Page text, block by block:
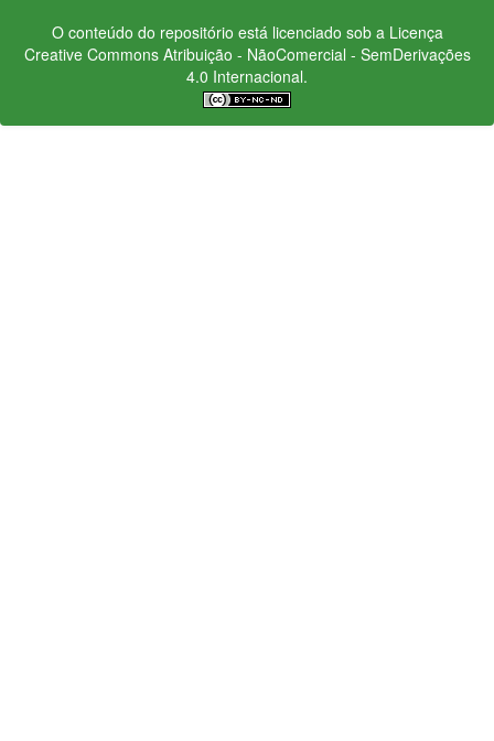
O conteúdo do repositório está licenciado sob a Licença
Creative CommonsAtribuição - NãoComercial - SemDerivações
4.0 Internacional.